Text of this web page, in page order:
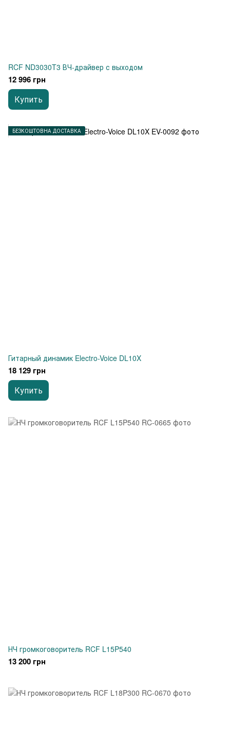
RCF ND3030T3 ВЧ-драйвер с выходом
12 996 грн
Купить
БЕЗКОШТОВНА ДОСТАВКА
Гитарный динамик Electro-Voice DL10X
18 129 грн
Купить
НЧ громкоговоритель RCF L15P540
13 200 грн